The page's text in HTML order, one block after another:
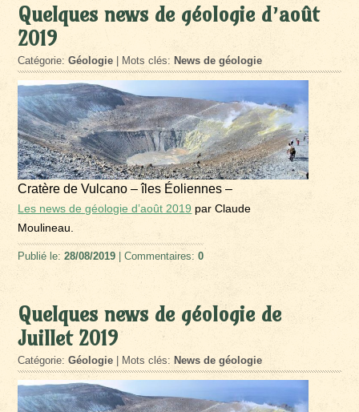
Quelques news de géologie d’août
2019
Catégorie:Géologie | Mots clés: News de géologie
Cratère de Vulcano – îles Éoliennes –
Les news de géologie d’août 2019 par Claude
Moulineau.
Publié le:28/08/2019 | Commentaires:0
Quelques news de géologie de
Juillet 2019
Catégorie:Géologie | Mots clés: News de géologie